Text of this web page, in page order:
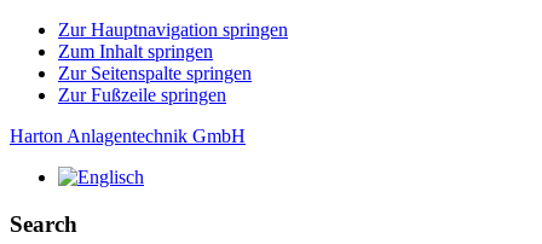
Zur Hauptnavigation springen
Zum Inhalt springen
Zur Seitenspalte springen
Zur Fußzeile springen
Harton Anlagentechnik GmbH
Search